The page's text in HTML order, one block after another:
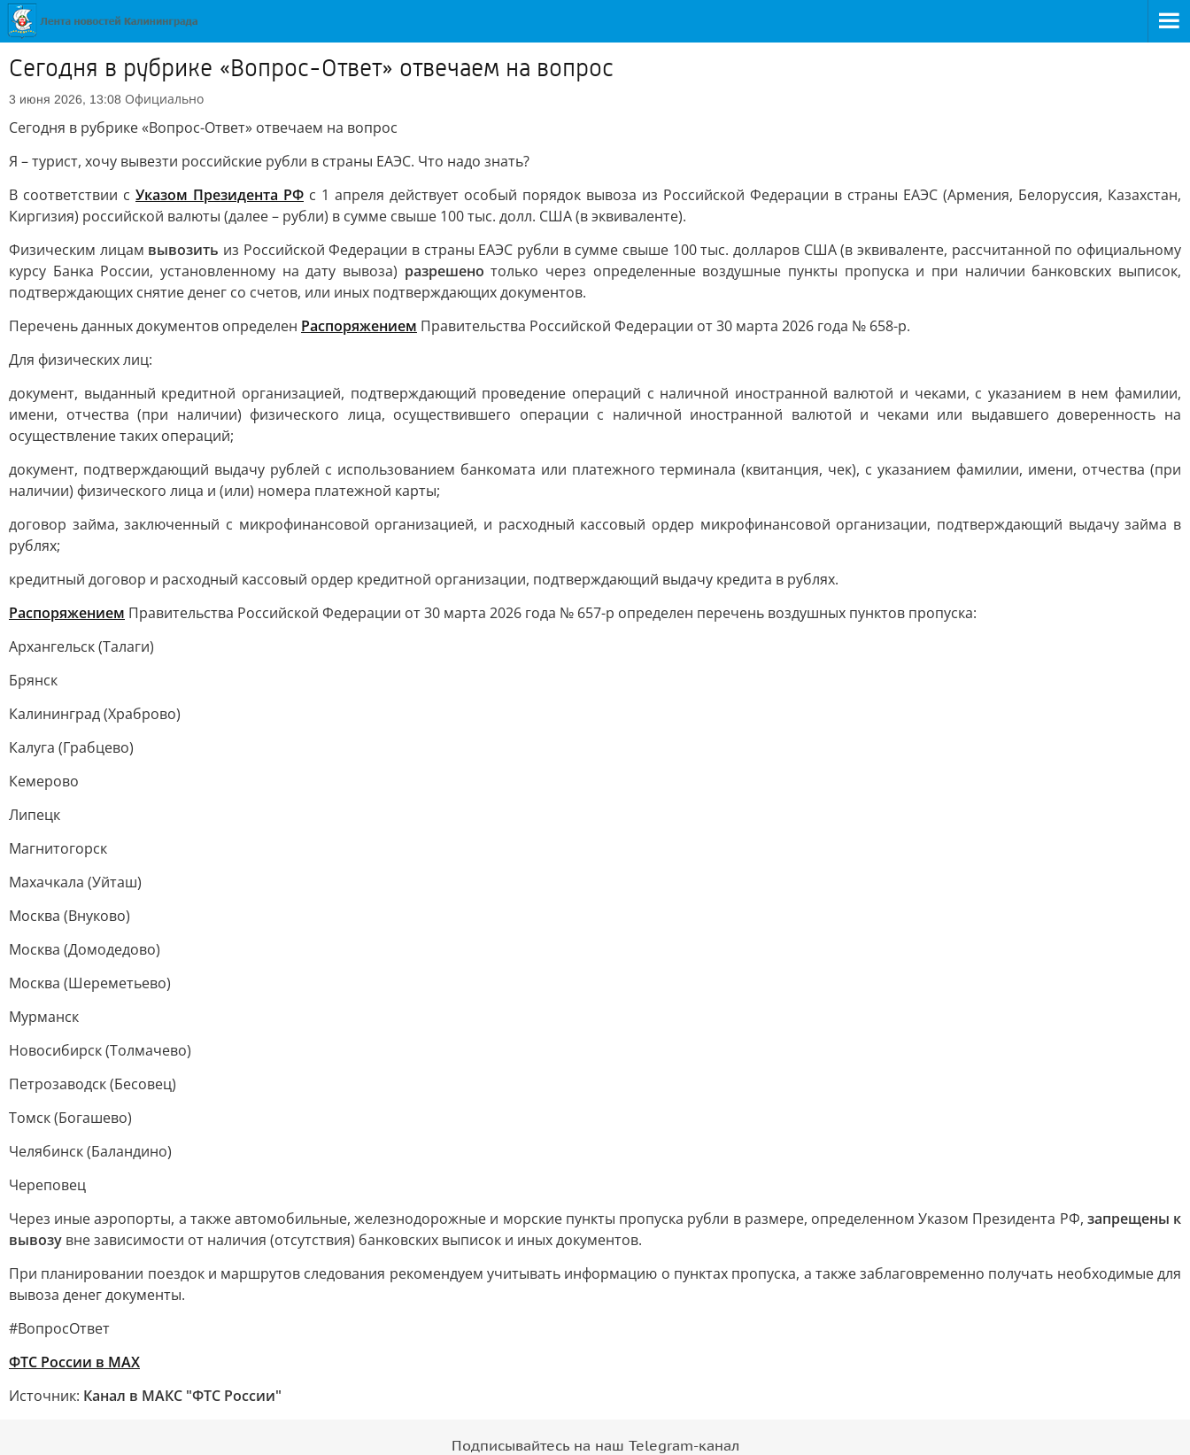
Сегодня в рубрике «Вопрос-Ответ» отвечаем на вопрос
3 июня 2026, 13:08 Официально
Сегодня в рубрике «Вопрос-Ответ» отвечаем на вопрос
Я – турист, хочу вывезти российские рубли в страны ЕАЭС. Что надо знать?
В соответствии с Указом Президента РФ с 1 апреля действует особый порядок вывоза из Российской Федерации в страны ЕАЭС (Армения, Белоруссия, Казахстан,
Киргизия) российской валюты (далее – рубли) в сумме свыше 100 тыс. долл. США (в эквиваленте).
Физическим лицам вывозить из Российской Федерации в страны ЕАЭС рубли в сумме свыше 100 тыс. долларов США (в эквиваленте, рассчитанной по официальному
курсу Банка России, установленному на дату вывоза) разрешено только через определенные воздушные пункты пропуска и при наличии банковских выписок,
подтверждающих снятие денег со счетов, или иных подтверждающих документов.
Перечень данных документов определен Распоряжением Правительства Российской Федерации от 30 марта 2026 года № 658-р.
Для физических лиц:
документ, выданный кредитной организацией, подтверждающий проведение операций с наличной иностранной валютой и чеками, с указанием в нем фамилии,
имени, отчества (при наличии) физического лица, осуществившего операции с наличной иностранной валютой и чеками или выдавшего доверенность на
осуществление таких операций;
документ, подтверждающий выдачу рублей с использованием банкомата или платежного терминала (квитанция, чек), с указанием фамилии, имени, отчества (при
наличии) физического лица и (или) номера платежной карты;
договор займа, заключенный с микрофинансовой организацией, и расходный кассовый ордер микрофинансовой организации, подтверждающий выдачу займа в
рублях;
кредитный договор и расходный кассовый ордер кредитной организации, подтверждающий выдачу кредита в рублях.
Распоряжением Правительства Российской Федерации от 30 марта 2026 года № 657-р определен перечень воздушных пунктов пропуска:
Архангельск (Талаги)
Брянск
Калининград (Храброво)
Калуга (Грабцево)
Кемерово
Липецк
Магнитогорск
Махачкала (Уйташ)
Москва (Внуково)
Москва (Домодедово)
Москва (Шереметьево)
Мурманск
Новосибирск (Толмачево)
Петрозаводск (Бесовец)
Томск (Богашево)
Челябинск (Баландино)
Череповец
Через иные аэропорты, а также автомобильные, железнодорожные и морские пункты пропуска рубли в размере, определенном Указом Президента РФ, запрещены к
вывозу вне зависимости от наличия (отсутствия) банковских выписок и иных документов.
При планировании поездок и маршрутов следования рекомендуем учитывать информацию о пунктах пропуска, а также заблаговременно получать необходимые для
вывоза денег документы.
#ВопросОтвет
ФТС России в MAX
Источник: Канал в МАКС "ФТС России"
Подписывайтесь на наш Telegram-канал